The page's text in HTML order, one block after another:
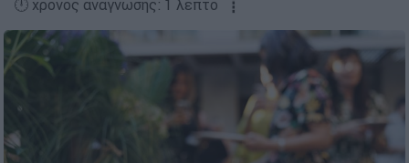
🕛 χρόνος ανάγνωσης: 1 λεπτό ┋